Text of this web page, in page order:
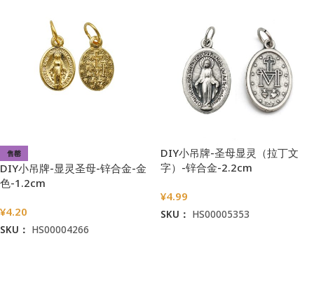
售罄
DIY小吊牌-显灵圣母-锌合金-金
色-1.2cm
¥4.20
SKU： HS00004266
DIY小吊牌-圣母显灵（拉丁文
字）-锌合金-2.2cm
¥4.99
SKU： HS00005353